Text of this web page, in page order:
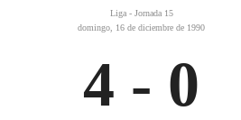
Liga - Jornada 15
domingo, 16 de diciembre de 1990
4 - 0